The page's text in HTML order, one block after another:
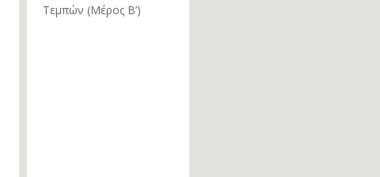
Τεμπών (Μέρος Β’)